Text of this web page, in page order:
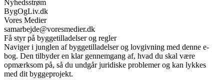
Nyhedsstrøm
BygOgLiv.dk
Vores Medier
samarbejde@voresmedier.dk
Få styr på byggetilladelser og regler
Naviger i junglen af byggetilladelser og lovgivning med denne e-
bog. Den tilbyder en klar gennemgang af, hvad du skal være
opmærksom på, så du undgår juridiske problemer og kan lykkes
med dit byggeprojekt.